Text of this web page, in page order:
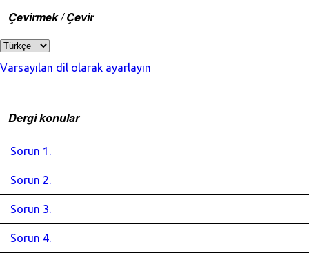
Çevirmek / Çevir
Varsayılan dil olarak ayarlayın
Dergi konular
Sorun 1.
Sorun 2.
Sorun 3.
Sorun 4.